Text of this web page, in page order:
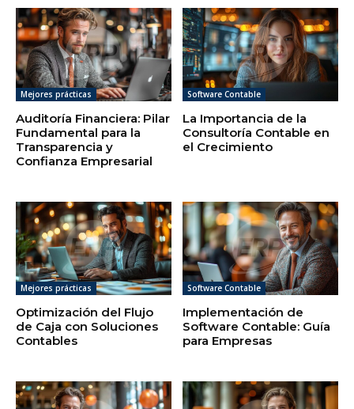
Mejores prácticas
Auditoría Financiera: Pilar
Fundamental para la
Transparencia y
Confianza Empresarial
Software Contable
La Importancia de la
Consultoría Contable en
el Crecimiento
Mejores prácticas
Optimización del Flujo
de Caja con Soluciones
Contables
Software Contable
Implementación de
Software Contable: Guía
para Empresas